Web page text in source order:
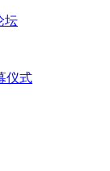
坛
仪式